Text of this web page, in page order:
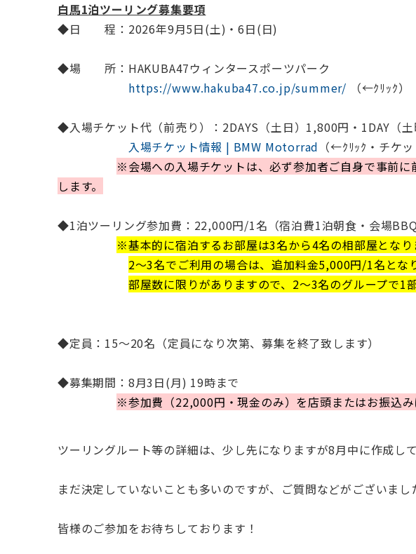
白馬1泊ツーリング募集要項
◆日 程：2026年9月5日(土)・6日(日)
◆場 所：HAKUBA47ウィンタースポーツパーク
https://www.hakuba47.co.jp/summer/ （←ｸﾘｯｸ）
◆入場チケット代（前売り）：2DAYS（土日）1,800円・1DAY（
入場チケット情報 | BMW Motorrad （←ｸﾘｯｸ・チケ
※会場への入場チケットは、必ず参加者ご自身で事前
します。
◆1泊ツーリング参加費：22,000円/1名（宿泊費1泊朝食・会場BBQ
※基本的に宿泊するお部屋は3名から4名の相部屋となり
2～3名でご利用の場合は、追加料金5,000円/1名とな
部屋数に限りがありますので、2～3名のグループで1
◆定員：15～20名（定員になり次第、募集を終了致します）
◆募集期間：8月3日(月) 19時まで
※参加費（22,000円・現金のみ）を店頭またはお振込み
ツーリングルート等の詳細は、少し先になりますが8月中に作成し
まだ決定していないことも多いのですが、ご質問などがございまし
皆様のご参加をお待ちしております！